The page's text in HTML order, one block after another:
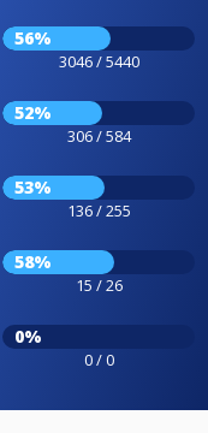
56%
3046 / 5440
52%
306 / 584
53%
136 / 255
58%
15 / 26
0%
0 / 0